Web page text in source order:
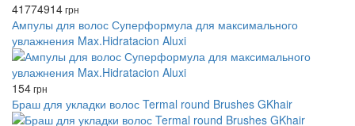
41774914грн
Ампулы для волос Суперформула для максимального
увлажнения Max.Hidratacion Aluxi
154грн
Браш для укладки волос Termal round Brushes GKhair